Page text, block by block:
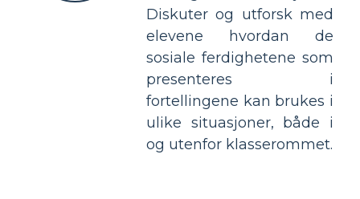
Diskuter og utforsk med
elevene hvordan de
sosiale ferdighetene som
presenteres i
fortellingene kan brukes i
ulike situasjoner, både i
og utenfor klasserommet.